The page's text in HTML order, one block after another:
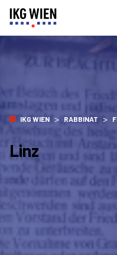
IKG WIEN > RABBINAT >
Linz